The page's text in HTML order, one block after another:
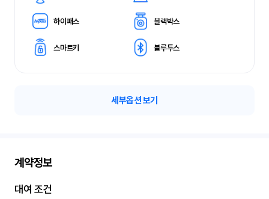
하이패스 블랙박스
스마트키 블루투스
세부옵션 보기
계약정보
대여 조건